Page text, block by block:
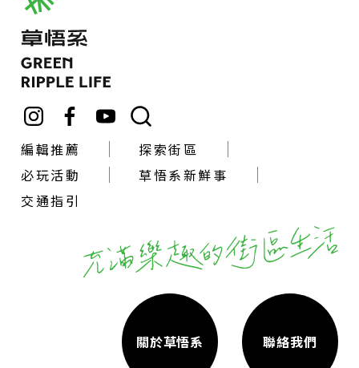
編輯推薦
探索街區
必玩活動
草悟系新鮮事
交通指引
關於草悟系 聯絡我們